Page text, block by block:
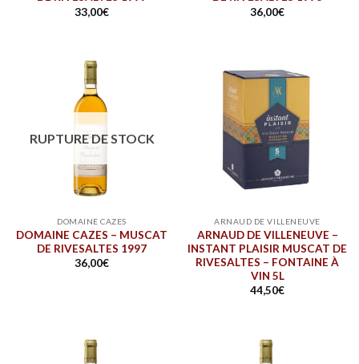
33,00€
36,00€
RUPTURE DE STOCK
DOMAINE CAZES
DOMAINE CAZES – MUSCAT
DE RIVESALTES 1997
36,00€
ARNAUD DE VILLENEUVE
ARNAUD DE VILLENEUVE –
INSTANT PLAISIR MUSCAT DE
RIVESALTES – FONTAINE À
VIN 5L
44,50€